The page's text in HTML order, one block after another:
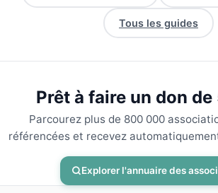
Tous les guides
Prêt à faire un don
Parcourez plus de 800 000
référencées et recevez
Explorer l'annuaire des